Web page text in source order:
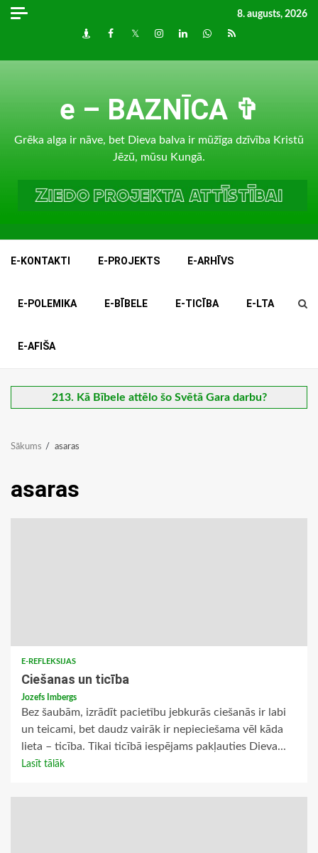
Skip
8. augusts, 2026
DraugiemFacebook
TwitterInstagram
LinkedInwhatsapp
RSS
e – BAZNĪCA ✞
Grēka alga ir nāve, bet Dieva balva ir mūžīga dzīvība Kristū
Jēzū, mūsu Kungā.
E-KONTAKTI E-PROJEKTS E-ARHĪVS
E-POLEMIKA E-BĪBELE E-TICĪBA E-LTA
E-AFIŠA
213. Kā Bībele attēlo šo Svētā Gara darbu?
Sākums asaras
asaras
E-REFLEKSIJAS
Ciešanas un ticība
Jozefs Imbergs
Bez šaubām, izrādīt pacietību jebkurās ciešanās ir labi
un teicami, bet daudz vairāk ir nepieciešama vēl kāda
lieta – ticība. Tikai ticībā iespējams pakļauties Dieva...
Lasīt tālāk